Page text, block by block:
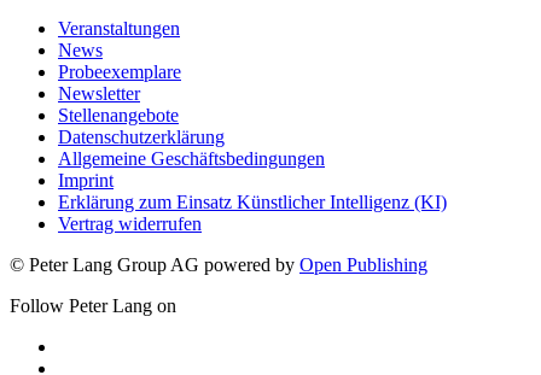
Veranstaltungen
News
Probeexemplare
Newsletter
Stellenangebote
Datenschutzerklärung
Allgemeine Geschäftsbedingungen
Imprint
Erklärung zum Einsatz Künstlicher Intelligenz (KI)
Vertrag widerrufen
© Peter Lang Group AG powered by Open Publishing
Follow Peter Lang on